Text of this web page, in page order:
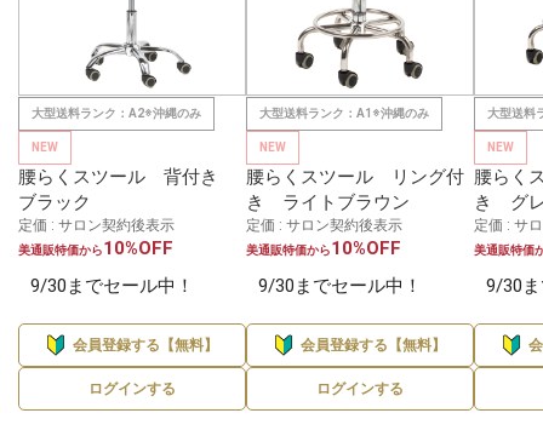
大型送料ランク：A2※沖縄のみ
NEW
腰らくスツール 背付き
ブラック
定価 : サロン契約後表示
美通販特価から10%OFF
9/30までセール中！
会員登録する【無料】
ログインする
大型送料ランク：A1※沖縄のみ
NEW
腰らくスツール リング付
き ライトブラウン
定価 : サロン契約後表示
美通販特価から10%OFF
9/30までセール中！
会員登録する【無料】
ログインする
大型送料
NEW
腰らく
き グ
定価 : サ
美通販特価
9/30